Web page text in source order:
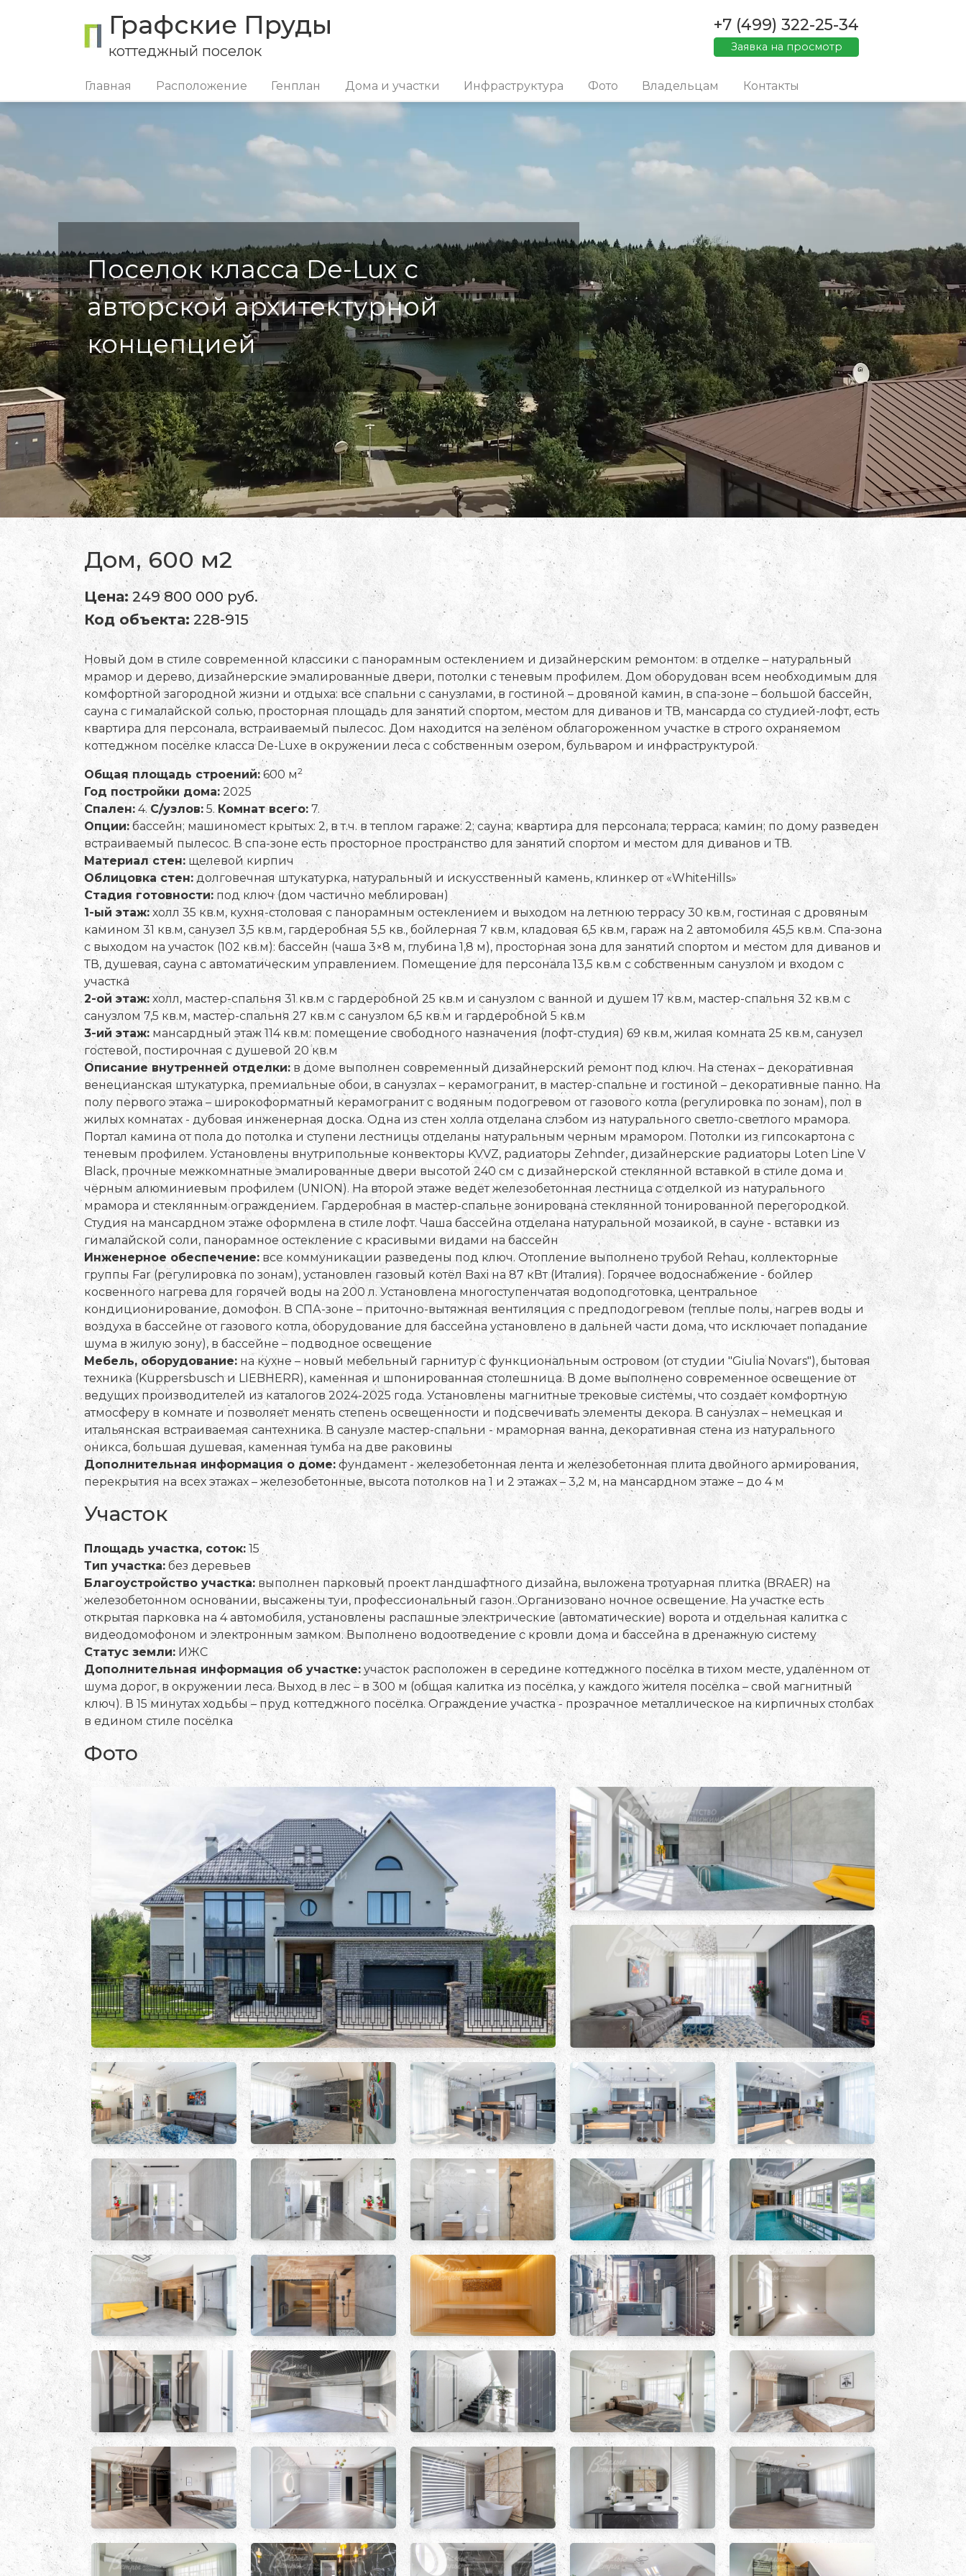
Графские Пруды
коттеджный поселок
+7 (499) 322-25-34
Заявка на просмотр
Главная Расположение Генплан Дома и участки Инфраструктура Фото Владельцам Контакты
Поселок класса De-Lux с
авторской архитектурной
концепцией
Дом, 600 м2
Цена:249 800 000 руб.
Код объекта: 228-915
Новый дом в стиле современной классики с панорамным остеклением и дизайнерским ремонтом: в отделке – натуральный
мрамор и дерево, дизайнерские эмалированные двери, потолки с теневым профилем. Дом оборудован всем необходимым для
комфортной загородной жизни и отдыха: все спальни с санузлами, в гостиной – дровяной камин, в спа-зоне – большой бассейн,
сауна с гималайской солью, просторная площадь для занятий спортом, местом для диванов и ТВ, мансарда со студией-лофт, есть
квартира для персонала, встраиваемый пылесос. Дом находится на зелёном облагороженном участке в строго охраняемом
коттеджном посёлке класса De-Luxe в окружении леса с собственным озером, бульваром и инфраструктурой.
Общая площадь строений: 600 м2
Год постройки дома: 2025
Спален: 4. С/узлов: 5. Комнат всего: 7.
Опции: бассейн; машиномест крытых: 2, в т.ч. в теплом гараже: 2; сауна; квартира для персонала; терраса; камин; по дому разведен
встраиваемый пылесос. В спа-зоне есть просторное пространство для занятий спортом и местом для диванов и ТВ.
Материал стен: щелевой кирпич
Облицовка стен:долговечная штукатурка, натуральный и искусственный камень, клинкер от «WhiteHills»
Стадия готовности:под ключ (дом частично меблирован)
1-ый этаж: холл 35 кв.м, кухня-столовая с панорамным остеклением и выходом на летнюю террасу 30 кв.м, гостиная с дровяным
камином 31 кв.м, санузел 3,5 кв.м, гардеробная 5,5 кв., бойлерная 7 кв.м, кладовая 6,5 кв.м, гараж на 2 автомобиля 45,5 кв.м. Спа-зона
с выходом на участок (102 кв.м): бассейн (чаша 3×8 м, глубина 1,8 м), просторная зона для занятий спортом и местом для диванов и
ТВ, душевая, сауна с автоматическим управлением. Помещение для персонала 13,5 кв.м с собственным санузлом и входом с
участка
2-ой этаж: холл, мастер-спальня 31 кв.м с гардеробной 25 кв.м и санузлом с ванной и душем 17 кв.м, мастер-спальня 32 кв.м с
санузлом 7,5 кв.м, мастер-спальня 27 кв.м с санузлом 6,5 кв.м и гардеробной 5 кв.м
3-ий этаж: мансардный этаж 114 кв.м: помещение свободного назначения (лофт-студия) 69 кв.м, жилая комната 25 кв.м, санузел
гостевой, постирочная с душевой 20 кв.м
Описание внутренней отделки: в доме выполнен современный дизайнерский ремонт под ключ. На стенах – декоративная
венецианская штукатурка, премиальные обои, в санузлах – керамогранит, в мастер-спальне и гостиной – декоративные панно. На
полу первого этажа – широкоформатный керамогранит с водяным подогревом от газового котла (регулировка по зонам), пол в
жилых комнатах - дубовая инженерная доска. Одна из стен холла отделана слэбом из натурального светло-светлого мрамора.
Портал камина от пола до потолка и ступени лестницы отделаны натуральным черным мрамором. Потолки из гипсокартона с
теневым профилем. Установлены внутрипольные конвекторы KVVZ, радиаторы Zehnder, дизайнерские радиаторы Loten Line V
Black, прочные межкомнатные эмалированные двери высотой 240 см с дизайнерской стеклянной вставкой в стиле дома и
чёрным алюминиевым профилем (UNION). На второй этаже ведёт железобетонная лестница с отделкой из натурального
мрамора и стеклянным ограждением. Гардеробная в мастер-спальне зонирована стеклянной тонированной перегородкой.
Студия на мансардном этаже оформлена в стиле лофт. Чаша бассейна отделана натуральной мозаикой, в сауне - вставки из
гималайской соли, панорамное остекление с красивыми видами на бассейн
Инженерное обеспечение: все коммуникации разведены под ключ. Отопление выполнено трубой Rehau, коллекторные
группы Far (регулировка по зонам), установлен газовый котёл Baxi на 87 кВт (Италия). Горячее водоснабжение - бойлер
косвенного нагрева для горячей воды на 200 л. Установлена многоступенчатая водоподготовка, центральное
кондиционирование, домофон. В СПА-зоне – приточно-вытяжная вентиляция с предподогревом (теплые полы, нагрев воды и
воздуха в бассейне от газового котла, оборудование для бассейна установлено в дальней части дома, что исключает попадание
шума в жилую зону), в бассейне – подводное освещение
Мебель, оборудование: на кухне – новый мебельный гарнитур с функциональным островом (от студии "Giulia Novars"), бытовая
техника (Kuppersbusch и LIEBHERR), каменная и шпонированная столешница. В доме выполнено современное освещение от
ведущих производителей из каталогов 2024-2025 года. Установлены магнитные трековые системы, что создаёт комфортную
атмосферу в комнате и позволяет менять степень освещенности и подсвечивать элементы декора. В санузлах – немецкая и
итальянская встраиваемая сантехника. В санузле мастер-спальни - мраморная ванна, декоративная стена из натурального
оникса, большая душевая, каменная тумба на две раковины
Дополнительная информация о доме: фундамент - железобетонная лента и железобетонная плита двойного армирования,
перекрытия на всех этажах – железобетонные, высота потолков на 1 и 2 этажах – 3,2 м, на мансардном этаже – до 4 м
Участок
Площадь участка, соток: 15
Тип участка: без деревьев
Благоустройство участка: выполнен парковый проект ландшафтного дизайна, выложена тротуарная плитка (BRAER) на
железобетонном основании, высажены туи, профессиональный газон. Организовано ночное освещение. На участке есть
открытая парковка на 4 автомобиля, установлены распашные электрические (автоматические) ворота и отдельная калитка с
видеодомофоном и электронным замком. Выполнено водоотведение с кровли дома и бассейна в дренажную систему
Статус земли: ИЖС
Дополнительная информация об участке: участок расположен в середине коттеджного посёлка в тихом месте, удалённом от
шума дорог, в окружении леса. Выход в лес – в 300 м (общая калитка из посёлка, у каждого жителя посёлка – свой магнитный
ключ). В 15 минутах ходьбы – пруд коттеджного посёлка. Ограждение участка - прозрачное металлическое на кирпичных столбах
в едином стиле посёлка
Фото